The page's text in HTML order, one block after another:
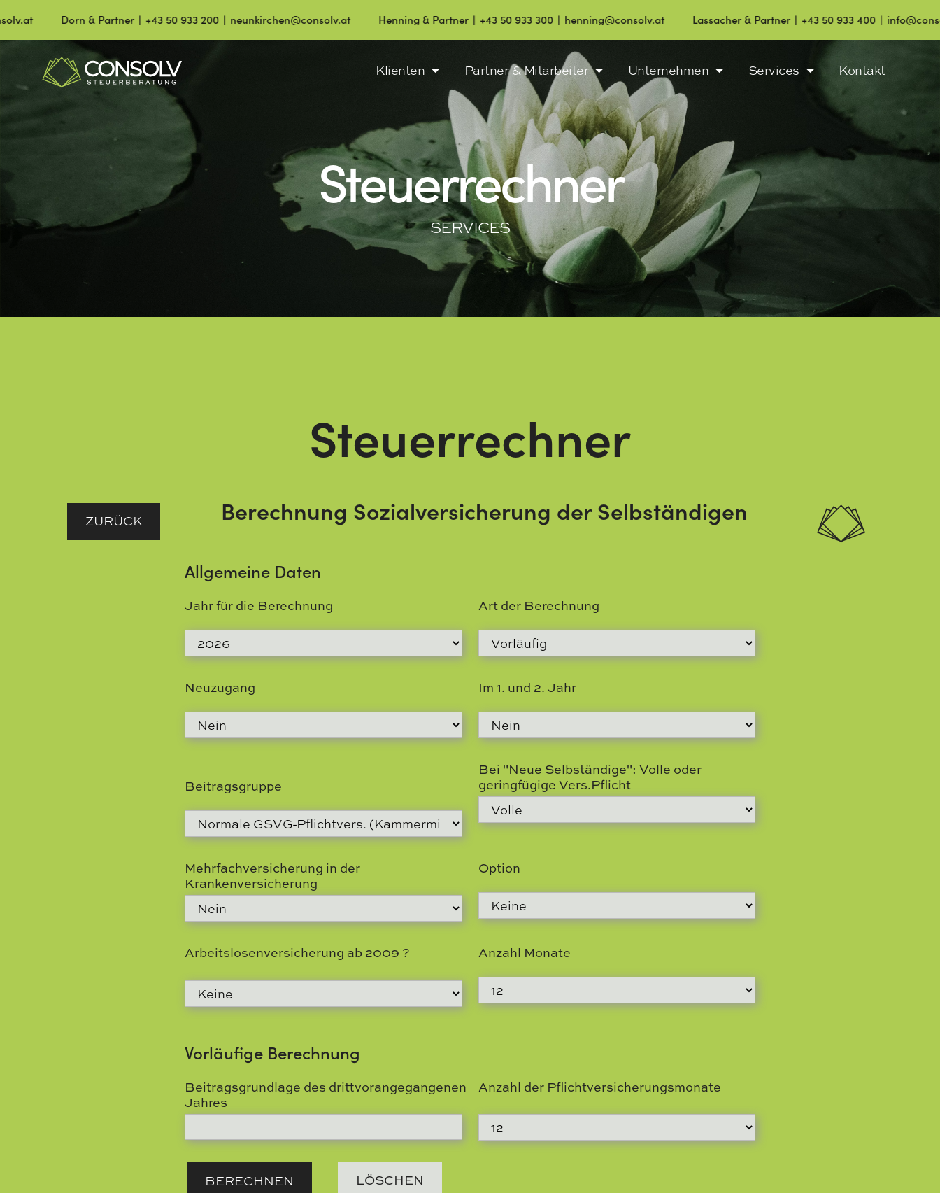
Dorn & Partner ∣ +43 50 933 200 ∣ neunkirchen@consolv.at Henning & Partner ∣ +43 50 933 300 ∣ henning@consolv.at Lassacher & Partner ∣ +43 50 933 400 ∣ info@consolv.at
Klienten Partner & Mitarbeiter Unternehmen Services Kontakt
Steuerrechner
SERVICES
Steuerrechner
ZURÜCK Berechnung Sozialversicherung der Selbständigen
Allgemeine Daten
Jahr für die Berechnung Art der Berechnung
Neuzugang Im 1. und 2. Jahr
Beitragsgruppe
Bei "Neue Selbständige": Volle oder
geringfügige Vers.Pflicht
Mehrfachversicherung in der
Krankenversicherung
Option
Arbeitslosenversicherung ab 2009 ? Anzahl Monate
Vorläufige Berechnung
Beitragsgrundlage des drittvorangegangenen
Jahres
Anzahl der Pflichtversicherungsmonate